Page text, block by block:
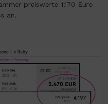
preiswerte 1.170 Euro
an.